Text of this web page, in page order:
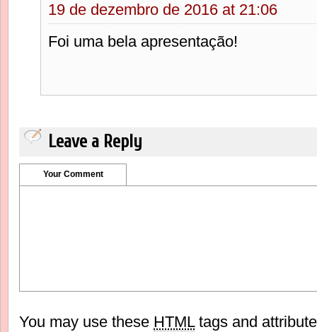
19 de dezembro de 2016 at 21:06
Foi uma bela apresentação!
Leave a Reply
Your Comment
You may use these HTMLtags and